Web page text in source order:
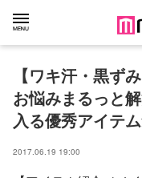
【ワキ汗・黒ず
お悩みまるっと
入る優秀アイテ
2017.06.19 19:00